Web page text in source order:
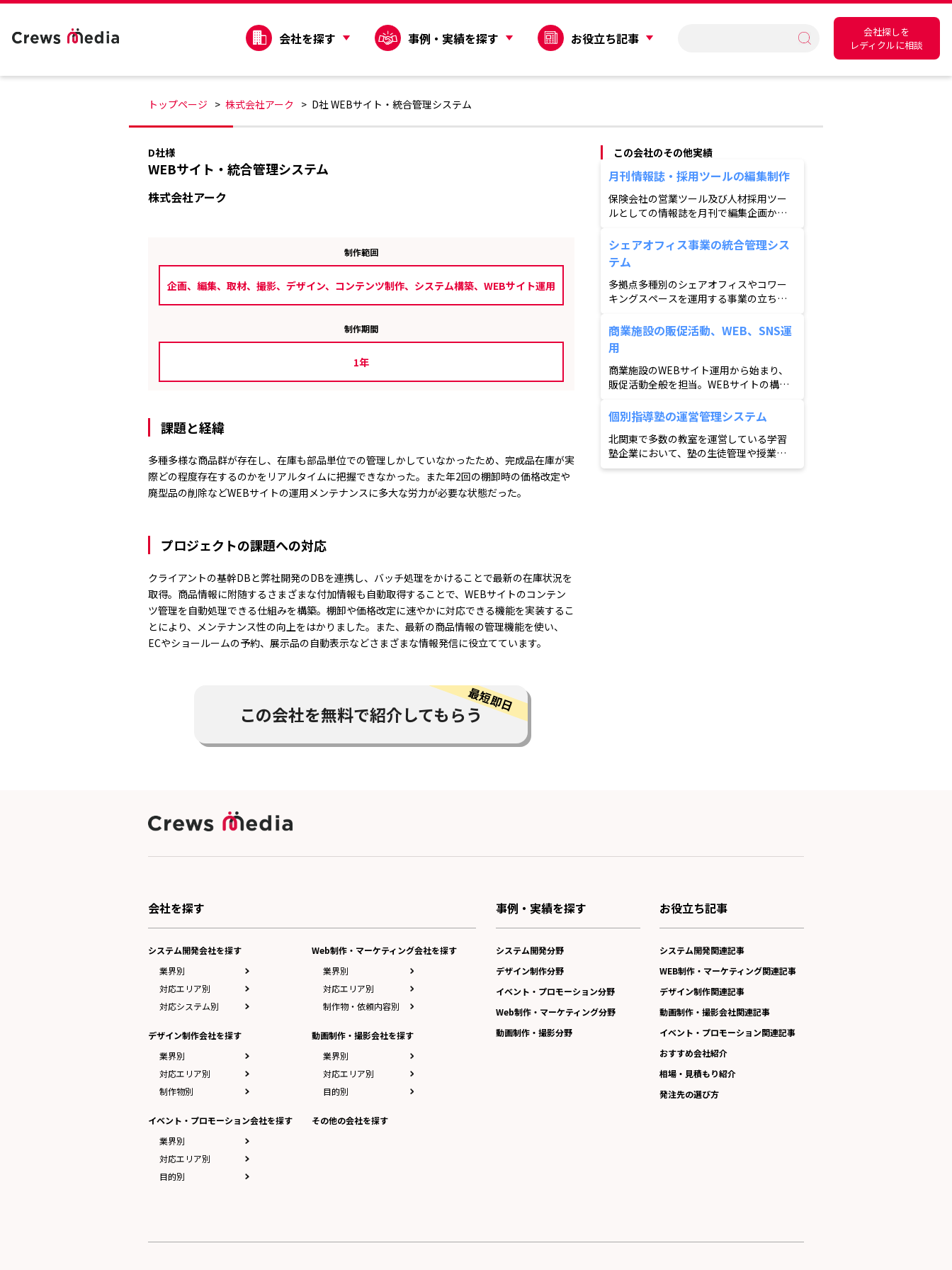
会社を探す 事例・実績を探す お役立ち記事
会社探しを
レディクルに相談
トップページ 株式会社アーク D社 WEBサイト・統合管理システム
D社様
WEBサイト・統合管理システム
株式会社アーク
制作範囲
企画、編集、取材、撮影、デザイン、コンテンツ制作、システム構築、WEBサイト運用
制作期間
1年
課題と経緯
多種多様な商品群が存在し、在庫も部品単位での管理しかしていなかったため、完成品在庫が実
際どの程度存在するのかをリアルタイムに把握できなかった。また年2回の棚卸時の価格改定や
廃型品の削除などWEBサイトの運用メンテナンスに多大な労力が必要な状態だった。
プロジェクトの課題への対応
クライアントの基幹DBと弊社開発のDBを連携し、バッチ処理をかけることで最新の在庫状況を
取得。商品情報に附随するさまざまな付加情報も自動取得することで、WEBサイトのコンテン
ツ管理を自動処理できる仕組みを構築。棚卸や価格改定に速やかに対応できる機能を実装するこ
とにより、メンテナンス性の向上をはかりました。また、最新の商品情報の管理機能を使い、
ECやショールームの予約、展示品の自動表示などさまざまな情報発信に役立てています。
この会社を無料で紹介してもらう
この会社のその他実績
月刊情報誌・採用ツールの編集制作
保険会社の営業ツール及び人材採用ツー
ルとしての情報誌を月刊で編集企画から
担当。保険会社の人材採用に貢献してい
ます。
シェアオフィス事業の統合管理シス
テム
多拠点多種別のシェアオフィスやコワー
キングスペースを運用する事業の立ち上
lot機器なども活用し、シェアオフィス運
用の省人化を実現。
商業施設の販促活動、WEB、SNS運
用
商業施設のWEBサイト運用から始まり、
販促活動全般を担当。WEBサイトの構築
商業施設のフリーペーパーの発行やSNSの
発信、館内装飾の制作、現地のリアルイ
ベントまで施設の販促活動や広報活動を
広範囲にサポートしています。
個別指導塾の運営管理システム
北関東で多数の教室を運営している学習
塾企業において、塾の生徒管理や授業管
理、講師スケジュールの管理、月謝の徴
会社を探す
システム開発会社を探す
業界別
対応エリア別
対応システム別
デザイン制作会社を探す
業界別
対応エリア別
制作物別
イベント・プロモーション会社を探す
業界別
対応エリア別
目的別
Web制作・マーケティング会社を探す
業界別
対応エリア別
制作物・依頼内容別
動画制作・撮影会社を探す
業界別
対応エリア別
目的別
その他の会社を探す
事例・実績を探す
システム開発分野
デザイン制作分野
イベント・プロモーション分野
Web制作・マーケティング分野
動画制作・撮影分野
お役立ち記事
システム開発関連記事
WEB制作・マーケティング関連記事
デザイン制作関連記事
動画制作・撮影会社関連記事
イベント・プロモーション関連記事
おすすめ会社紹介
相場・見積もり紹介
発注先の選び方